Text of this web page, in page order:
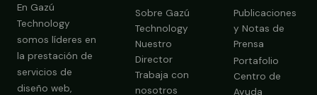
En Gazú
Technology
somos líderes en
la prestación de
servicios de
diseño web,
Sobre Gazú
Technology
Nuestro
Director
Trabaja con
nosotros
Publicaciones
y Notas de
Prensa
Portafolio
Centro de
Ayuda